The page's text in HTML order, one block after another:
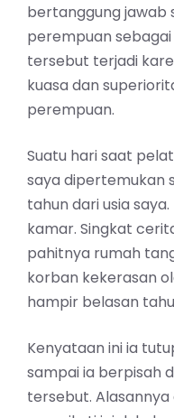
bertanggung jawab
perempuan
tersebut terjadi
kuasa dan
perempuan.
Suatu hari saat
saya dipertemukan
tahun dari usia
kamar. Singkat
pahitnya rumah
korban kekerasan
hampir belasan
Kenyataan ini ia
sampai ia berpisah
tersebut.